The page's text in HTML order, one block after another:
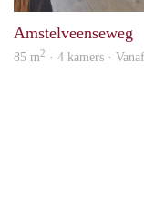
Amstelveenseweg
85 m2 · 4 kamers ·